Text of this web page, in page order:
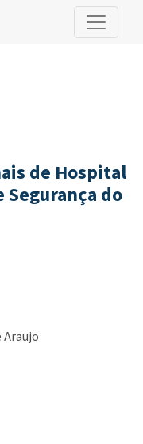
Público sobre Cultura
de Hospital
do
Araujo